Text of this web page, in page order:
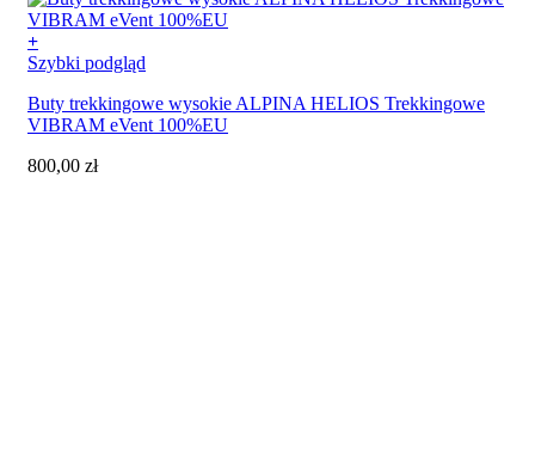
+
Ten
ma
wiele
Opcje
Szybki podgląd
Buty trekkingowe wysokie ALPINA HELIOS Trekkingowe
VIBRAM eVent 100%EU
800,00 zł